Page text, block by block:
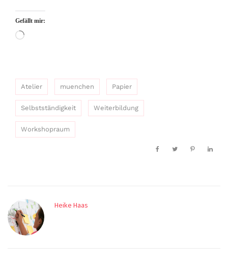
Gefällt mir:
Wird
Atelier muenchen Papier
Selbstständigkeit Weiterbildung
Workshopraum
Heike Haas